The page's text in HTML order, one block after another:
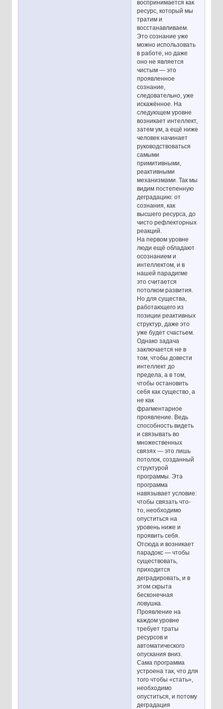
воспринимается как
ресурс, который мы
тратим и
восстанавливаем.
Это сознание уже
можно использовать
в работе, но даже
оно не является
чистым — это
проявленное
сознание,
следовательно, уже
искажённое. На
следующем уровне
возникает интеллект,
затем ум, а ещё ниже
человек начинает
руководствоваться
самыми
примитивными,
реактивными
механизмами. Так мы
видим постепенную
деградацию: от
сознания, как
высшего ресурса, до
чисто рефлекторных
реакций.
На первом уровне
люди ещё обладают
осознанием и
интеллектом, и в
нашей парадигме
это считается
потолком развития.
Но для существа,
работающего из
позиции реактивных
структур, даже это
уже будет счастьем.
Однако задача
заключается не в
том, чтобы довести
интеллект до
предела, а в том,
чтобы остановить
себя как существо, а
не как
фрагментарное
проявление. Ведь
способность видеть
и связывать во
множественных
связях — это лишь
потолок, созданный
структурой
программы. Эта
программа
навязывает условие:
чтобы связать что-
то, необходимо
опуститься на
уровень ниже и
проявить себя.
Отсюда и возникает
парадокс — чтобы
существовать,
приходится
деградировать, и в
этом скрыта
бесконечная
ловушка.
Проявление на
каждом уровне
требует траты
ресурсов и
автоматического
опускания вниз.
Сама программа
устроена так, что для
того чтобы «стать»,
необходимо
опуститься, и потому
деградация